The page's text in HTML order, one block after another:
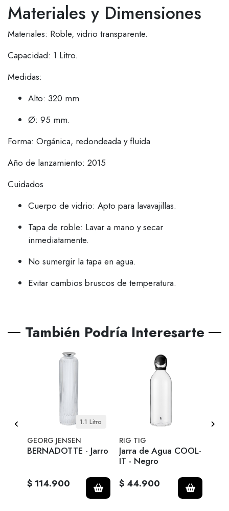
Materiales y Dimensiones
Materiales: Roble, vidrio transparente.
Capacidad: 1 Litro.
Medidas:
Alto: 320 mm
Ø: 95 mm.
Forma: Orgánica, redondeada y fluida
Año de lanzamiento: 2015
Cuidados
Cuerpo de vidrio: Apto para lavavajillas.
Tapa de roble: Lavar a mano y secar
inmediatamente.
No sumergir la tapa en agua.
Evitar cambios bruscos de temperatura.
También Podría Interesarte
1.1 Litro
GEORG JENSEN
BERNADOTTE - Jarro
$ 114.900
RIG TIG
Jarra de Agua COOL-
IT - Negro
$ 44.900